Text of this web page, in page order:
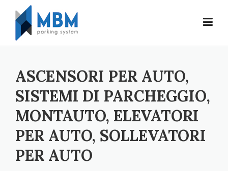
Skip to content
ASCENSORI PER AUTO,
SISTEMI DI PARCHEGGIO,
MONTAUTO, ELEVATORI
PER AUTO, SOLLEVATORI
PER AUTO